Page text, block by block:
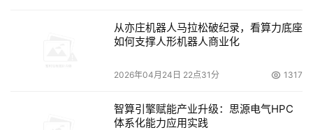
从亦庄机器人马拉松破纪录，看算力底座
如何支撑人形机器人商业化
2026年04月24日 22点31分 1317
智算引擎赋能产业升级：思源电气HPC
体系化能力应用实践